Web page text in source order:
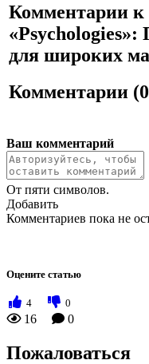
Комментарии к
«Psychologies»:
для широких
Комментарии
Ваш комментарий
От пяти символов.
Добавить
Комментариев пока не
Оцените статью
4 0
16 0
Пожаловаться